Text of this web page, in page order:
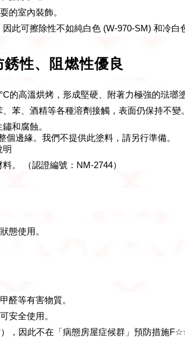
的室內裝飾。
此可擦除性不如純白色 (W-970-SM) 和冷白
性、阻燃性優良
的高溫烘烤，形成堅硬、附著力極強的琺瑯塗
苯、酒精等各種溶劑接觸，表面仍保持不變。
和腐蝕。
邊緣。我們不提供此塗料，請另行準備。
明
。 （認證編號：NM-2744）
態使用。
醛等有害物質。
安全使用。
，因此不在「病態房屋症候群」預防措施